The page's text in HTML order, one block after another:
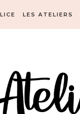
LES ATELIERS